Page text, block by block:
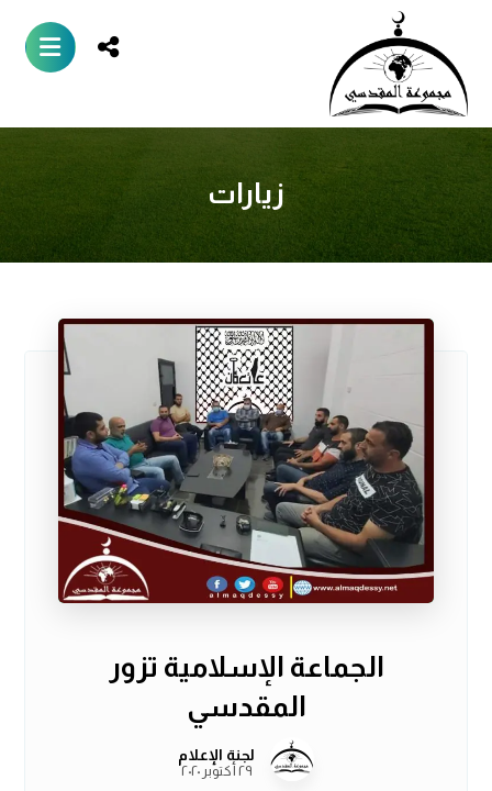
زيارات
الجماعة الإسلامية تزور
المقدسي
لجنة الإعلام
٢٩ أكتوبر ٢٠٢٠